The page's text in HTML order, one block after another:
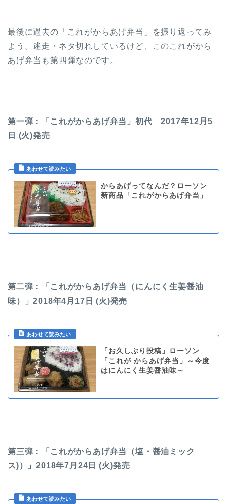
最後に過去の「これがからあげ弁当」を振り返ってみ
よう。迷走・ネタ切れしているけど、このこれがから
あげ弁当も第四弾なのです。
第一弾：「これがからあげ弁当」初代 2017年12月5
日 (火)発売
からあげってなんだ？ローソン
新商品「これがからあげ弁当」
第二弾：「これがからあげ弁当（にんにく生姜醤油
味）」2018年4月17日 (火)発売
「お久しぶり投稿」ローソン
「これが からあげ弁当」～今度
はにんにく生姜醤油味～
第三弾：「これがからあげ弁当（塩・醤油ミック
ス)）」2018年7月24日 (火)発売